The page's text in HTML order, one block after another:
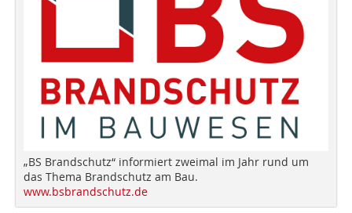
„BS Brandschutz“ informiert zweimal im Jahr rund um
das Thema Brandschutz am Bau.
www.bsbrandschutz.de